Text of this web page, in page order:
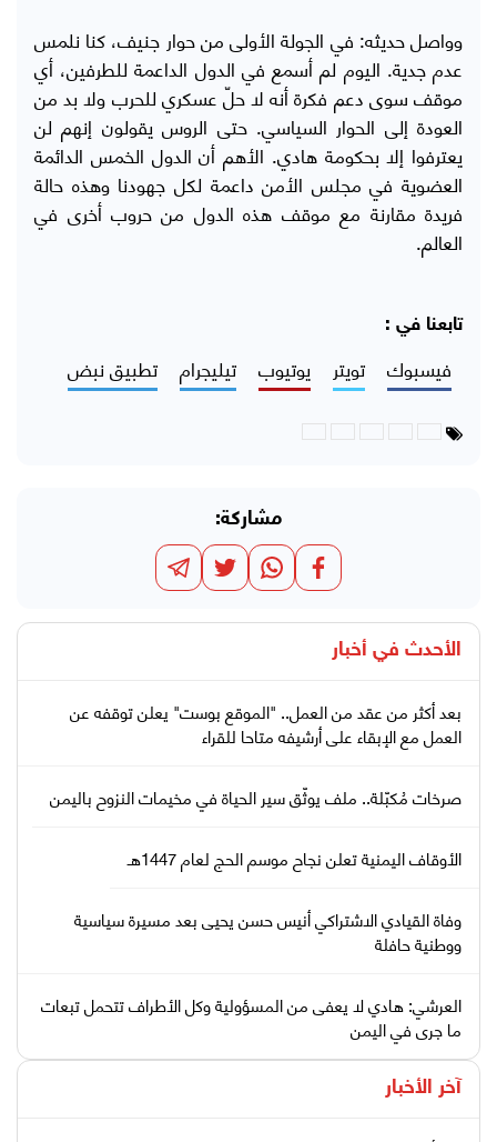
وواصل حديثه: في الجولة الأولى من حوار جنيف، كنا نلمس
عدم جدية. اليوم لم أسمع في الدول الداعمة للطرفين، أي
موقف سوى دعم فكرة أنه لا حلّ عسكري للحرب ولا بد من
العودة إلى الحوار السياسي. حتى الروس يقولون إنهم لن
يعترفوا إلا بحكومة هادي. الأهم أن الدول الخمس الدائمة
العضوية في مجلس الأمن داعمة لكل جهودنا وهذه حالة
فريدة مقارنة مع موقف هذه الدول من حروب أخرى في
العالم.
تابعنا في :
فيسبوك تويتر يوتيوب تيليجرام تطبيق نبض
مشاركة:
الأحدث في أخبار
بعد أكثر من عقد من العمل.. "الموقع بوست" يعلن توقفه عن
العمل مع الإبقاء على أرشيفه متاحا للقراء
صرخات مُكبّلة.. ملف يوثّق سير الحياة في مخيمات النزوح باليمن
الأوقاف اليمنية تعلن نجاح موسم الحج لعام 1447هـ
وفاة القيادي الاشتراكي أنيس حسن يحيى بعد مسيرة سياسية
ووطنية حافلة
العرشي: هادي لا يعفى من المسؤولية وكل الأطراف تتحمل تبعات
ما جرى في اليمن
آخر الأخبار